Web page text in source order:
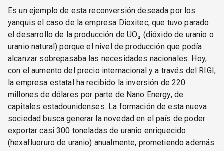
Es un ejemplo de esta reconversión deseada por los
yanquis el caso de la empresa Dioxitec, que tuvo parado
el desarrollo de la producción de UO₂ (dióxido de uranio o
uranio natural) porque el nivel de producción que podía
alcanzar sobrepasaba las necesidades nacionales. Hoy,
con el aumento del precio internacional y a través del RIGI,
la empresa estatal ha recibido la inversión de 220
millones de dólares por parte de Nano Energy, de
capitales estadounidenses. La formación de esta nueva
sociedad busca generar la novedad en el país de poder
exportar casi 300 toneladas de uranio enriquecido
(hexafluoruro de uranio) anualmente, prometiendo además